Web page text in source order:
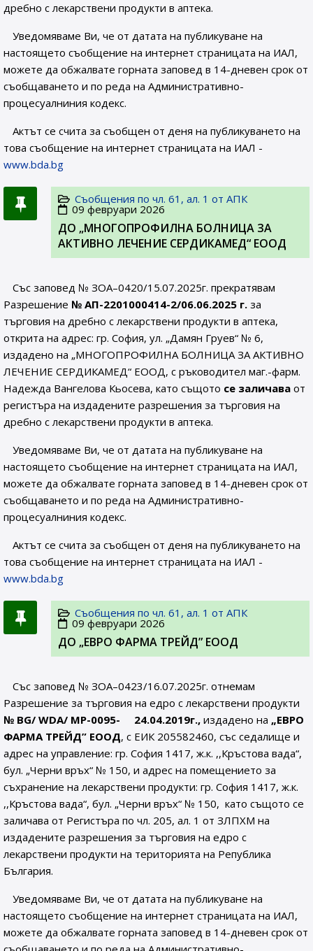
дребно с лекарствени продукти в аптека.
Уведомяваме Ви, че от датата на публикуване на
настоящето съобщение на интернет страницата на ИАЛ,
можете да обжалвате горната заповед в 14-дневен срок от
съобщаването и по реда на Административно-
процесуалниния кодекс.
Актът се счита за съобщен от деня на публикуването на
това съобщение на интернет страницата на ИАЛ -
www.bda.bg
Съобщения по чл. 61, ал. 1 от АПК
09 февруари 2026
ДО „МНОГОПРОФИЛНА БОЛНИЦА ЗА
АКТИВНО ЛЕЧЕНИЕ СЕРДИКАМЕД“ ЕООД
Със заповед № ЗОА–0420/15.07.2025г. прекратявам
Разрешение № АП-2201000414-2/06.06.2025 г. за
търговия на дребно с лекарствени продукти в аптека,
открита на адрес: гр. София, ул. „Дамян Груев“ № 6,
издадено на „МНОГОПРОФИЛНА БОЛНИЦА ЗА АКТИВНО
ЛЕЧЕНИЕ СЕРДИКАМЕД“ ЕООД, с ръководител маг.-фарм.
Надежда Вангелова Кьосева, като същото се заличава от
регистъра на издадените разрешения за търговия на
дребно с лекарствени продукти в аптека.
Уведомяваме Ви, че от датата на публикуване на
настоящето съобщение на интернет страницата на ИАЛ,
можете да обжалвате горната заповед в 14-дневен срок от
съобщаването и по реда на Административно-
процесуалниния кодекс.
Актът се счита за съобщен от деня на публикуването на
това съобщение на интернет страницата на ИАЛ -
www.bda.bg
Съобщения по чл. 61, ал. 1 от АПК
09 февруари 2026
ДО „ЕВРО ФАРМА ТРЕЙД” ЕООД
Със заповед № ЗОА–0423/16.07.2025г. отнемам
Разрешение за търговия на едро с лекарствени продукти
№ BG/ WDA/ MP-0095- 24.04.2019г., издадено на „ЕВРО
ФАРМА ТРЕЙД” ЕООД, с ЕИК 205582460, със седалище и
адрес на управление: гр. София 1417, ж.к. ,,Кръстова вада“,
бул. „Черни връх“ № 150, и адрес на помещението за
съхранение на лекарствени продукти: гр. София 1417, ж.к.
,,Кръстова вада“, бул. „Черни връх“ № 150, като същото се
заличава от Регистъра по чл. 205, ал. 1 от ЗЛПХМ на
издадените разрешения за търговия на едро с
лекарствени продукти на територията на Република
България.
Уведомяваме Ви, че от датата на публикуване на
настоящето съобщение на интернет страницата на ИАЛ,
можете да обжалвате горната заповед в 14-дневен срок от